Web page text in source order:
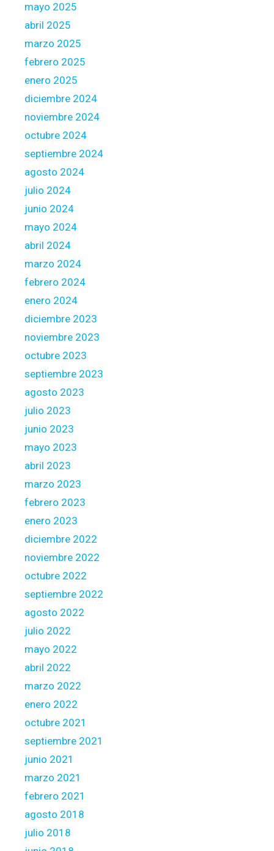
mayo 2025
abril 2025
marzo 2025
febrero 2025
enero 2025
diciembre 2024
noviembre 2024
octubre 2024
septiembre 2024
agosto 2024
julio 2024
junio 2024
mayo 2024
abril 2024
marzo 2024
febrero 2024
enero 2024
diciembre 2023
noviembre 2023
octubre 2023
septiembre 2023
agosto 2023
julio 2023
junio 2023
mayo 2023
abril 2023
marzo 2023
febrero 2023
enero 2023
diciembre 2022
noviembre 2022
octubre 2022
septiembre 2022
agosto 2022
julio 2022
mayo 2022
abril 2022
marzo 2022
enero 2022
octubre 2021
septiembre 2021
junio 2021
marzo 2021
febrero 2021
agosto 2018
julio 2018